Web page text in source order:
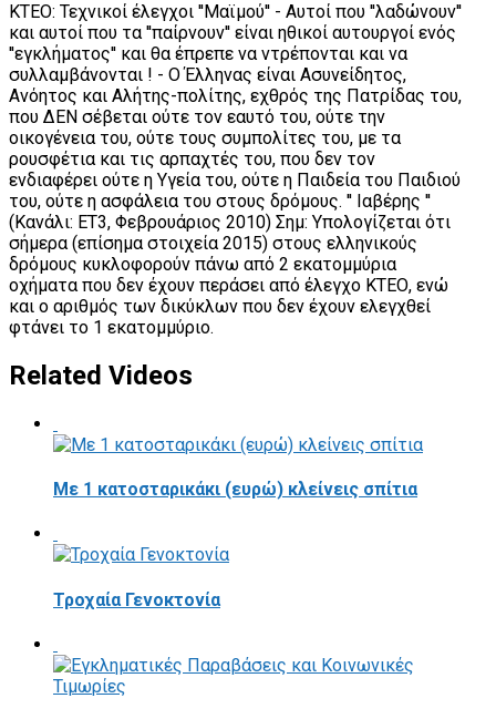
ΚΤΕΟ: Τεχνικοί έλεγχοι ''Μαϊμού'' - Αυτοί που ''λαδώνουν''
και αυτοί που τα ''παίρνουν'' είναι ηθικοί αυτουργοί ενός
''εγκλήματος'' και θα έπρεπε να ντρέπονται και να
συλλαμβάνονται ! - Ο Έλληνας είναι Ασυνείδητος,
Ανόητος και Αλήτης-πολίτης, εχθρός της Πατρίδας του,
που ΔΕΝ σέβεται ούτε τον εαυτό του, ούτε την
οικογένεια του, ούτε τους συμπολίτες του, με τα
ρουσφέτια και τις αρπαχτές του, που δεν τον
ενδιαφέρει ούτε η Υγεία του, ούτε η Παιδεία του Παιδιού
του, ούτε η ασφάλεια του στους δρόμους. '' Ιαβέρης ''
(Κανάλι: ET3, Φεβρουάριος 2010) Σημ: Υπολογίζεται ότι
σήμερα (επίσημα στοιχεία 2015) στους ελληνικούς
δρόμους κυκλοφορούν πάνω από 2 εκατομμύρια
οχήματα που δεν έχουν περάσει από έλεγχο ΚΤΕΟ, ενώ
και ο αριθμός των δικύκλων που δεν έχουν ελεγχθεί
φτάνει το 1 εκατομμύριο.
Related Videos
Με 1 κατοσταρικάκι (ευρώ) κλείνεις σπίτια
Τροχαία Γενοκτονία